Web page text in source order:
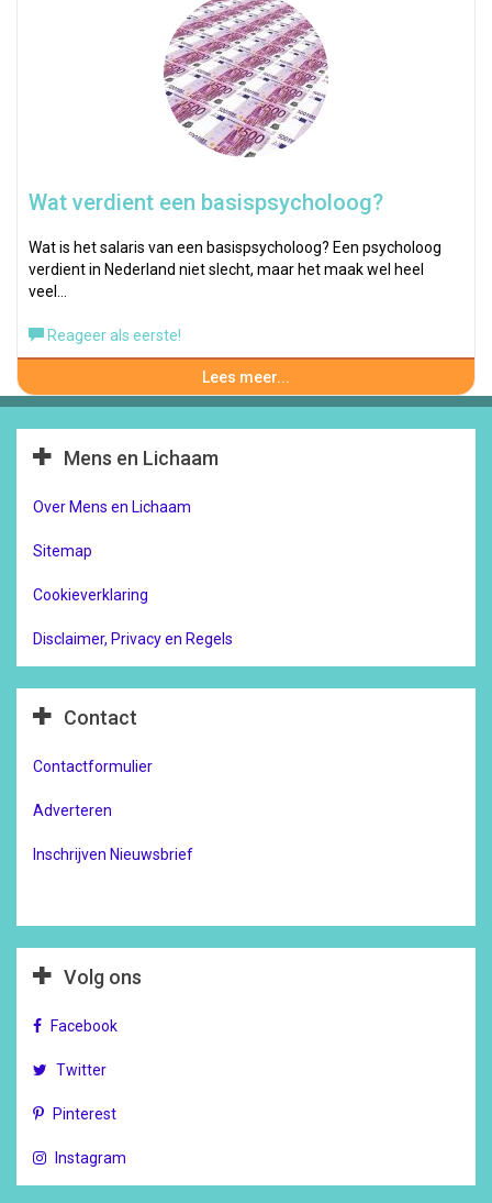
Wat verdient een basispsycholoog?
Wat is het salaris van een basispsycholoog? Een psycholoog
verdient in Nederland niet slecht, maar het maak wel heel
veel…
Reageer als eerste!
Lees meer...
Mens en Lichaam
Over Mens en Lichaam
Sitemap
Cookieverklaring
Disclaimer, Privacy en Regels
Contact
Contactformulier
Adverteren
Inschrijven Nieuwsbrief
Volg ons
Facebook
Twitter
Pinterest
Instagram